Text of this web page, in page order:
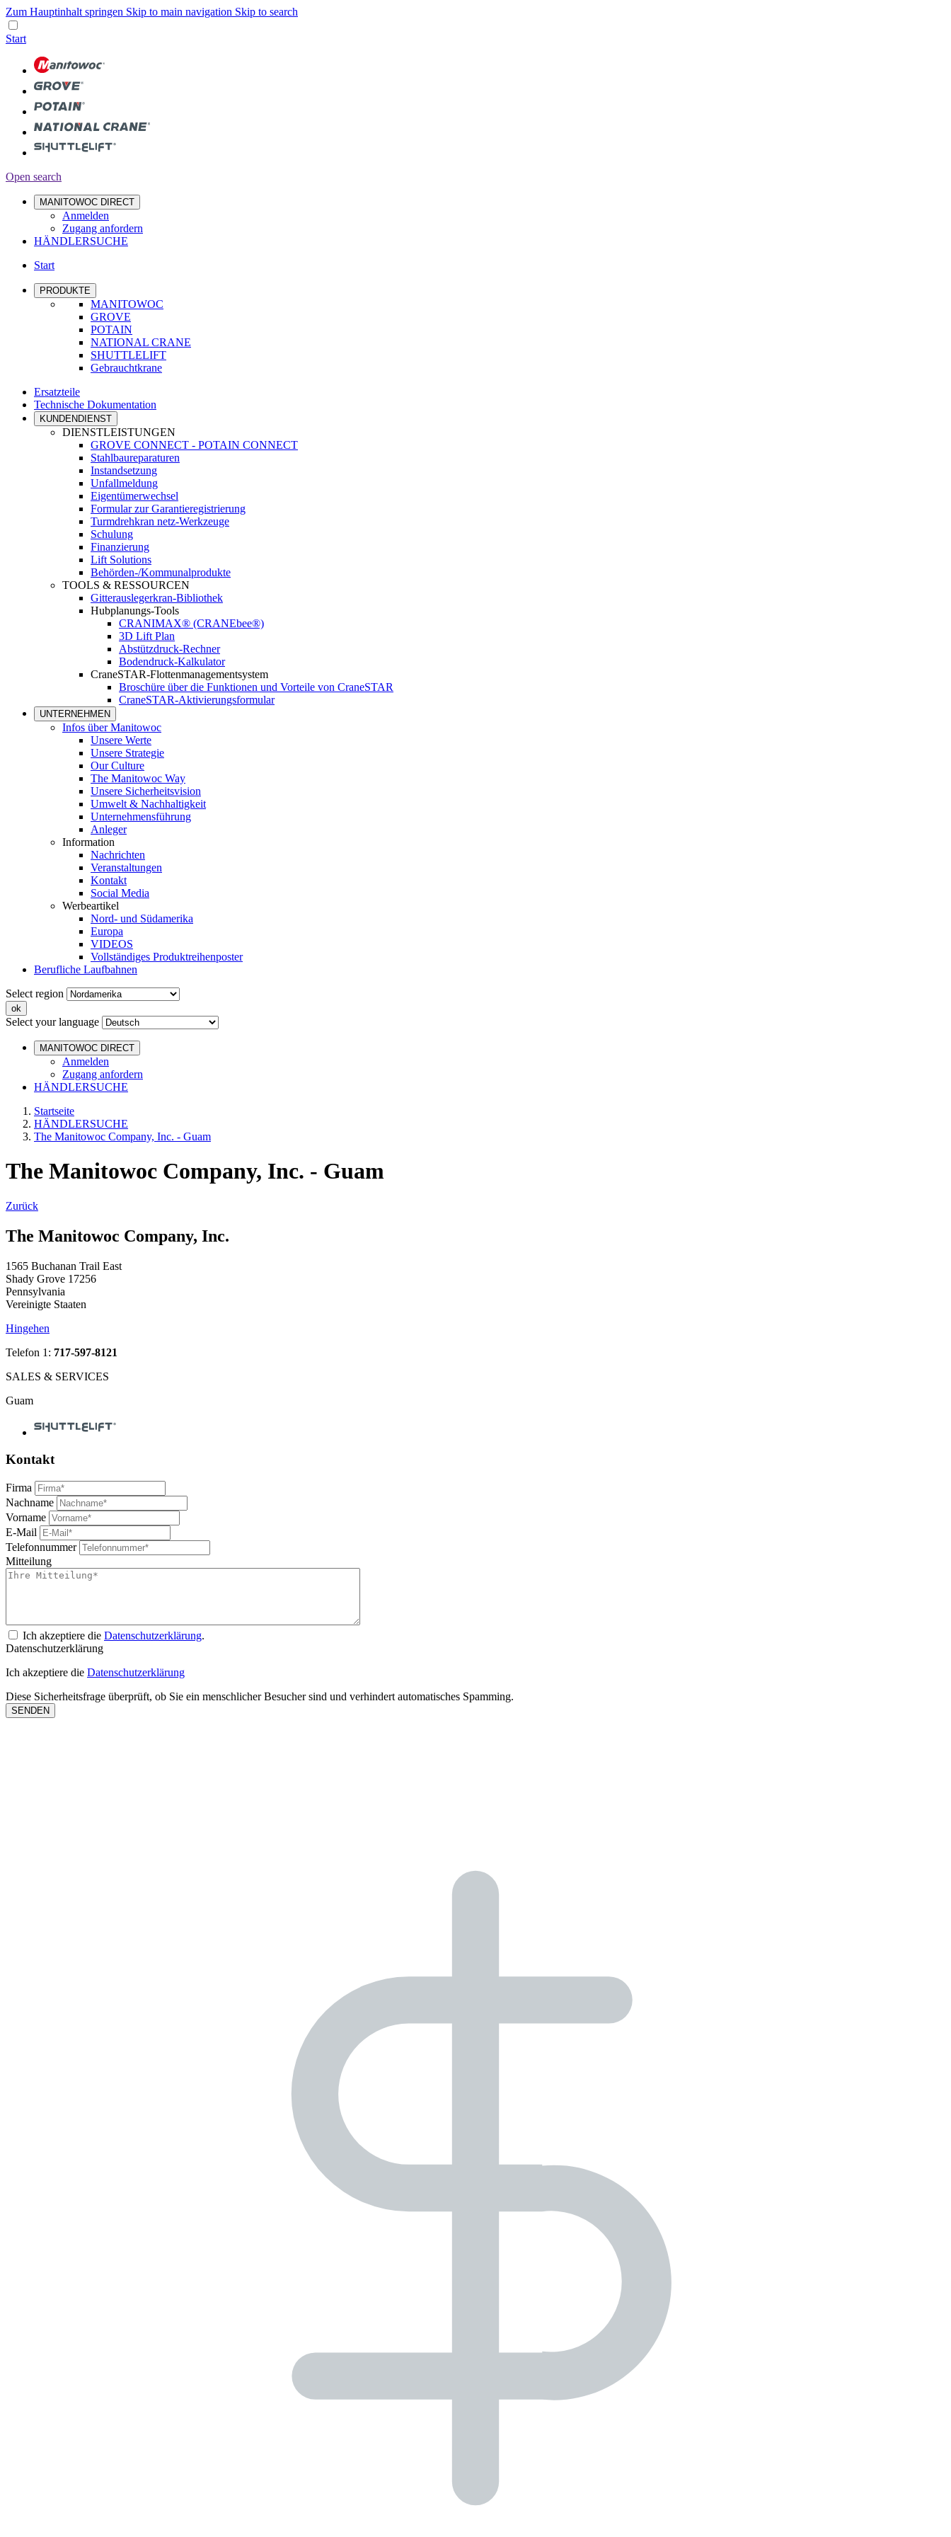
Zum Hauptinhalt springen Skip to main navigation Skip to search
Start
Open search
MANITOWOC DIRECT
Anmelden
Zugang anfordern
HÄNDLERSUCHE
Start
PRODUKTE
MANITOWOC
GROVE
POTAIN
NATIONAL CRANE
SHUTTLELIFT
Gebrauchtkrane
Ersatzteile
Technische Dokumentation
KUNDENDIENST
DIENSTLEISTUNGEN
GROVE CONNECT - POTAIN CONNECT
Stahlbaureparaturen
Instandsetzung
Unfallmeldung
Eigentümerwechsel
Formular zur Garantieregistrierung
Turmdrehkran netz-Werkzeuge
Schulung
Finanzierung
Lift Solutions
Behörden-/Kommunalprodukte
TOOLS & RESSOURCEN
Gitterauslegerkran-Bibliothek
Hubplanungs-Tools
CRANIMAX® (CRANEbee®)
3D Lift Plan
Abstützdruck-Rechner
Bodendruck-Kalkulator
CraneSTAR-Flottenmanagementsystem
Broschüre über die Funktionen und Vorteile von CraneSTAR
CraneSTAR-Aktivierungsformular
UNTERNEHMEN
Infos über Manitowoc
Unsere Werte
Unsere Strategie
Our Culture
The Manitowoc Way
Unsere Sicherheitsvision
Umwelt & Nachhaltigkeit
Unternehmensführung
Anleger
Information
Nachrichten
Veranstaltungen
Kontakt
Social Media
Werbeartikel
Nord- und Südamerika
Europa
VIDEOS
Vollständiges Produktreihenposter
Berufliche Laufbahnen
Select region
Select your language
MANITOWOC DIRECT
Anmelden
Zugang anfordern
HÄNDLERSUCHE
Startseite
HÄNDLERSUCHE
The Manitowoc Company, Inc. - Guam
The Manitowoc Company, Inc. - Guam
Zurück
The Manitowoc Company, Inc.
1565 Buchanan Trail East
Shady Grove 17256
Pennsylvania
Vereinigte Staaten
Hingehen
Telefon 1: 717-597-8121
SALES & SERVICES
Guam
Kontakt
Firma
Nachname
Vorname
E-Mail
Telefonnummer
Mitteilung
Ich akzeptiere die Datenschutzerklärung.
Datenschutzerklärung
Ich akzeptiere die Datenschutzerklärung
Diese Sicherheitsfrage überprüft, ob Sie ein menschlicher Besucher sind und verhindert automatisches Spamming.